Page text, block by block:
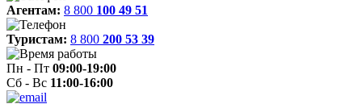
Агентам: 8 800 100 49 51
Туристам: 8 800 200 53 39
Пн - Пт 09:00-19:00
Сб - Вс 11:00-16:00